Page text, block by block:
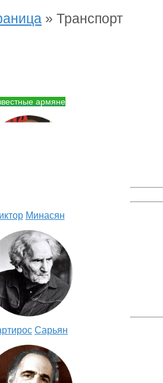
» Транспорт
армяне
Минасян
Сарьян